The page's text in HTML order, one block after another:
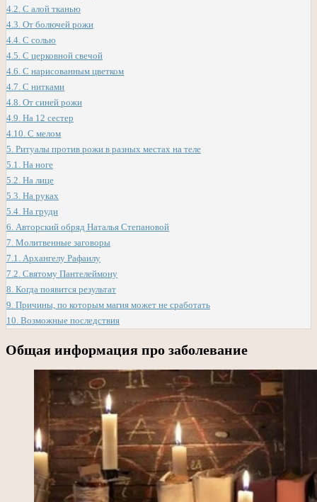
4.2. С алой тканью
4.3. От болючей рожи
4.4. С солью
4.5. С церковной свечой
4.6. С нарисованным цветком
4.7. С нитками
4.8. От синей рожи
4.9. На 12 сестер
4.10. С мелом
5. Ритуалы против рожи в разных местах на теле
5.1. На ноге
5.2. На лице
5.3. На руках
5.4. На груди
6. Авторский обряд Наталья Степановой
7. Молитвенные заговоры
7.1. Архангелу Рафаилу
7.2. Святому Пантелеймону
8. Когда появится результат
9. Причины, по которым магия может не сработать
10. Возможные последствия
Общая информация про заболевание